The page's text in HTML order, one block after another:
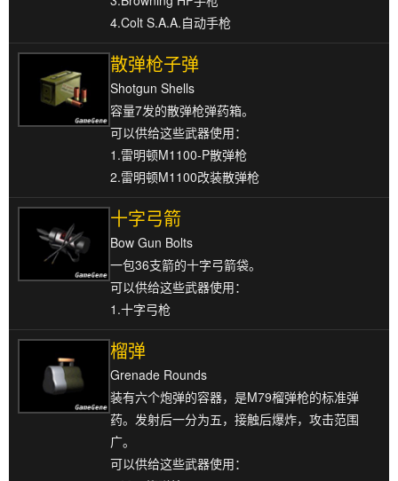
4.Colt S.A.A.自动手枪
散弹枪子弹
Shotgun Shells
容量7发的散弹枪弹药箱。
可以供给这些武器使用：
1.雷明顿M1100-P散弹枪
2.雷明顿M1100改装散弹枪
十字弓箭
Bow Gun Bolts
一包36支箭的十字弓箭袋。
可以供给这些武器使用：
1.十字弓枪
榴弹
Grenade Rounds
装有六个炮弹的容器，是M79榴弹枪的标准弹
药。发射后一分为五，接触后爆炸，攻击范围
广。
可以供给这些武器使用：